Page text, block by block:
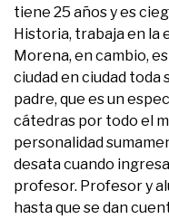
tiene 25 años y es
Historia, trabaja en la
Morena, en cambio,
ciudad en ciudad toda
padre, que es un
cátedras por todo el
personalidad
desata cuando
profesor. Profesor y
hasta que se dan